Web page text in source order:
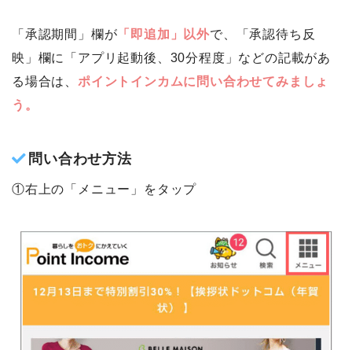
「承認期間」欄が 「即追加」以外で、「承認待ち反
映」欄に「アプリ起動後、30分程度」などの記載があ
る場合は、 ポイントインカムに問い合わせてみましょ
う。
問い合わせ方法
①右上の「メニュー」をタップ